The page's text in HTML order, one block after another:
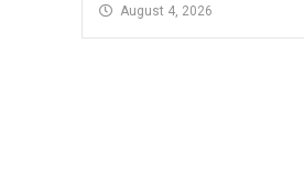
August 4, 2026